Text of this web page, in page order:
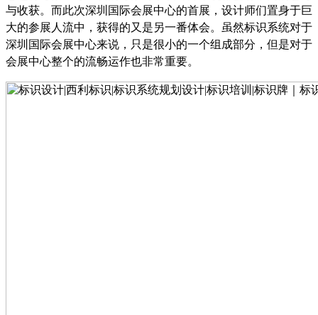
与收获。而此次深圳国际会展中心的首展，设计师们置身于巨
大的参展人流中，获得的又是另一番体会。虽然标识系统对于
深圳国际会展中心来说，只是很小的一个组成部分，但是对于
会展中心整个的流畅运作也非常重要。